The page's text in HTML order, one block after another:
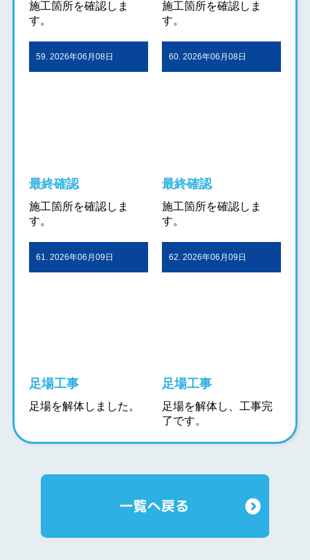
施工箇所を確認しま
す。
施工箇所を確認しま
す。
59. 2026年06月08日
最終確認
施工箇所を確認しま
す。
60. 2026年06月08日
最終確認
施工箇所を確認しま
す。
61. 2026年06月09日
足場工事
足場を解体しました。
62. 2026年06月09日
足場工事
足場を解体し、工事完
了です。